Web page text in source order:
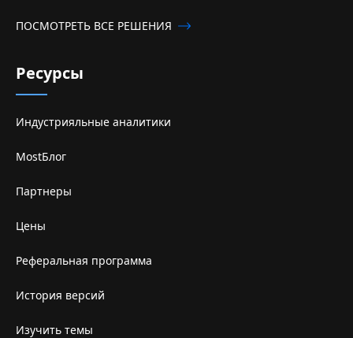
ПОСМОТРЕТЬ ВСЕ РЕШЕНИЯ
Ресурсы
Индустрияльные аналитики
MostБлог
Партнеры
Цены
Реферальная программа
История версий
Изучить темы